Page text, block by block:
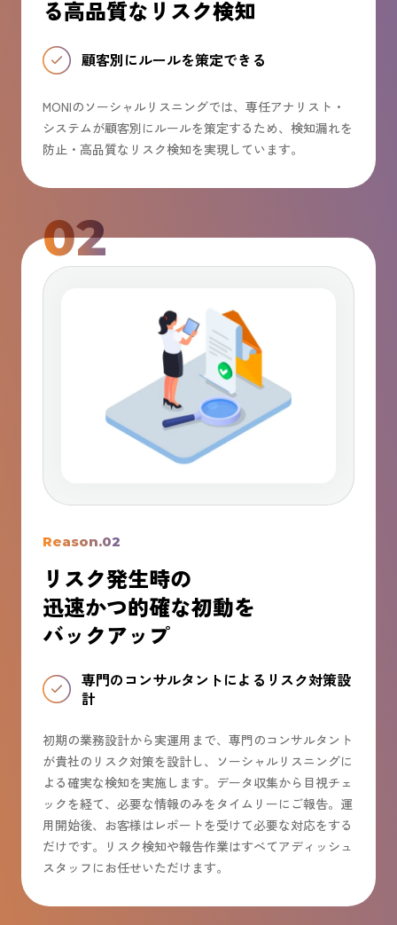
る高品質なリスク検知​
顧客別にルールを策定できる
MONIのソーシャルリスニングでは、専任アナリスト・
システムが顧客別にルールを策定するため、検知漏れを
防止​・高品質なリスク検知を実現しています。
02
Reason.02
リスク発生時の
迅速かつ的確な初動を
バックアップ​
専門のコンサルタントによるリスク対策設
計
初期の業務設計から実運用まで、専門のコンサルタント
が貴社のリスク対策を設計し、ソーシャルリスニングに
よる確実な検知を実施します。データ収集から目視チェ
ックを経て、必要な情報のみをタイムリーにご報告。運
用開始後、お客様はレポートを受けて必要な対応をする
だけです。リスク検知や報告作業はすべてアディッシュ
スタッフにお任せいただけます。